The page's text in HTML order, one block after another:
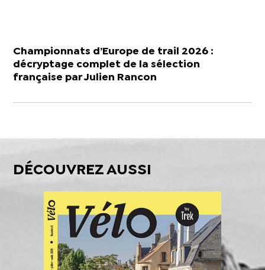
Championnats d’Europe de trail 2026 :
décryptage complet de la sélection
française par Julien Rancon
DÉCOUVREZ AUSSI